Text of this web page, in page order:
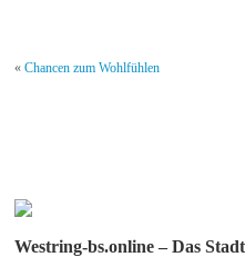
«Chancen zum Wohlfühlen
Westring-bs.online – Das